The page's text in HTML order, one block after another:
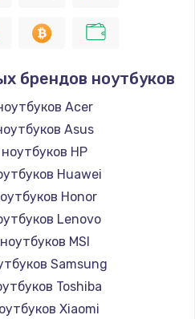
брендов ноутбуков
Acer
Asus
HP
Huawei
Honor
Lenovo
MSI
Samsung
Toshiba
Xiaomi